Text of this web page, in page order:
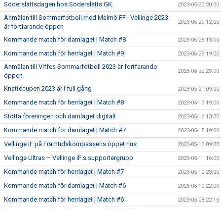
Söderslättsdagen hos Söderslätts GK 2023-05-30 20:00
Anmälan till Sommarfotboll med Malmö FF i Vellinge 2023
är fortfarande öppen
2023-05-29 12:00
Kommande match för damlaget | Match #8 2023-05-25 13:00
Kommande match för herrlaget | Match #9 2023-05-23 19:00
Anmälan till Viffes Sommarfotboll 2023 är fortfarande
öppen
2023-05-22 23:00
Knattecupen 2023 är i full gång 2023-05-21 09:00
Kommande match för herrlaget | Match #8 2023-05-17 19:00
Stötta föreningen och damlaget digitalt 2023-05-16 13:00
Kommande match för damlaget | Match #7 2023-05-15 19:00
Vellinge IF på Framtidskompassens öppet hus 2023-05-13 09:00
Vellinge Ultras – Vellinge IF:s supportergrupp 2023-05-11 16:00
Kommande match för herrlaget | Match #7 2023-05-10 23:00
Kommande match för damlaget | Match #6 2023-05-10 22:00
Kommande match för herrlaget | Match #6 2023-05-08 22:15